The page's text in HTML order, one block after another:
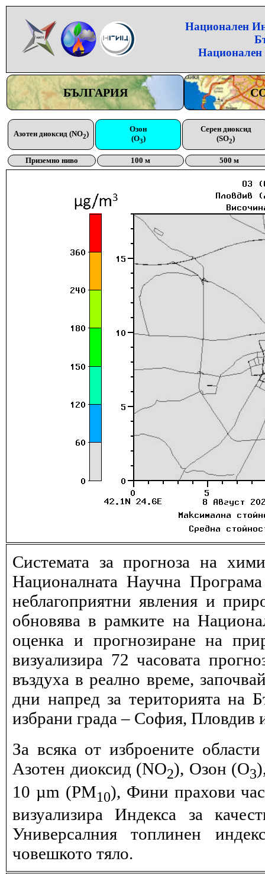
Национален
Национален
БЪЛГАРИЯ
Азотен диоксид (NO2)
Озон
(O3)
Серен диоксид
(SO2)
Приземно ниво 100 м 500 м
Системата за прогноза на
Националната Научна
неблагоприятни явления и
обновява в рамките на
оценка и прогнозиране на
визуализира 72 часовата
въздуха в реално време,
дни напред за територията на
избрани града – София, Пловдив
За всяка от изброените
Азотен диоксид (NO2), Озон (O3
10 µm (PM10), Фини прахови
визуализира Индекса за
Универсалния топлинен
човешкото тяло.